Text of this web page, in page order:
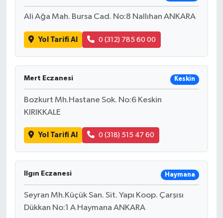
Ali Ağa Mah. Bursa Cad. No:8 Nallıhan ANKARA
Yol Tarifi Al 0 (312) 785 60 00
Mert Eczanesi Keskin
Bozkurt Mh.Hastane Sok. No:6 Keskin
KIRIKKALE
Yol Tarifi Al 0 (318) 515 47 60
Ilgın Eczanesi Haymana
Seyran Mh.Küçük San. Sit. Yapı Koop. Çarşısı
Dükkan No:1 A Haymana ANKARA